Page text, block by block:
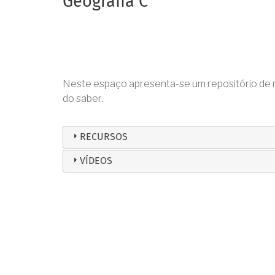
Neste espaço apresenta-se um repositório de
do saber.
RECURSOS
VÍDEOS